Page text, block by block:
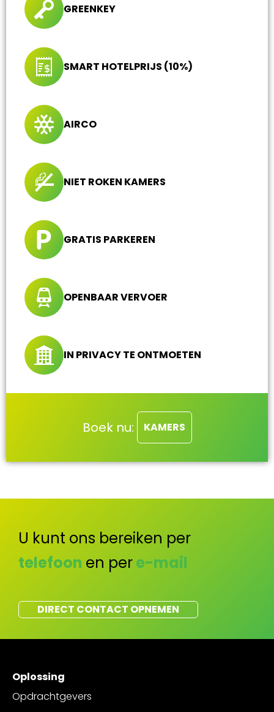
GREENKEY
SMART HOTELPRIJS (10%)
AIRCO
NIET ROKEN KAMERS
GRATIS PARKEREN
OPENBAAR VERVOER
IN PRIVACY TE ONTMOETEN
Boek nu: KAMERS
U kunt ons bereiken per
telefoon en pere-mail
DIRECT CONTACT OPNEMEN
Oplossing
Opdrachtgevers